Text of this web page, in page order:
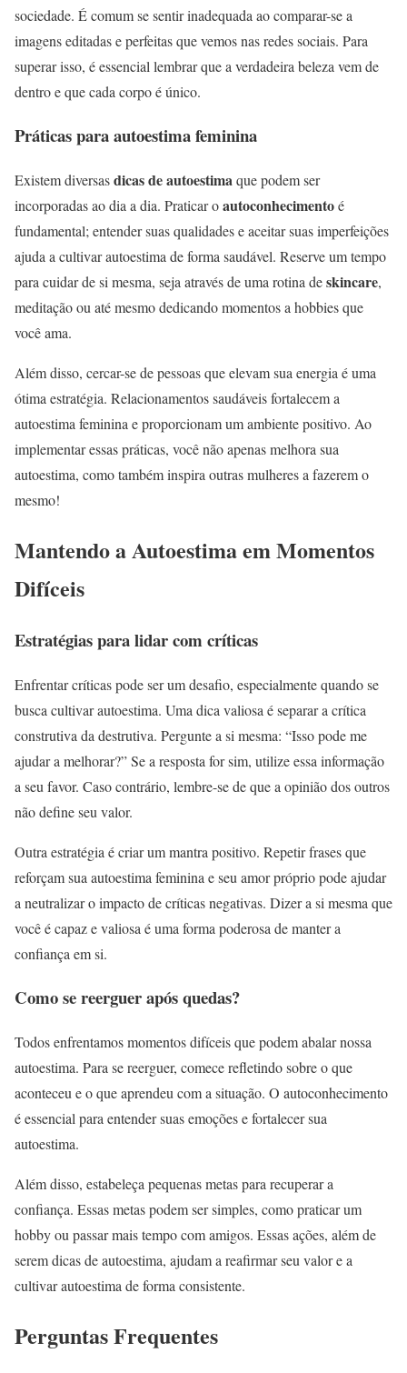
sociedade. É comum se sentir inadequada ao comparar-se a
imagens editadas e perfeitas que vemos nas redes sociais. Para
superar isso, é essencial lembrar que a verdadeira beleza vem de
dentro e que cada corpo é único.
Práticas para autoestima feminina
Existem diversasdicas de autoestimaque podem ser
incorporadas ao dia a dia. Praticar oautoconhecimentoé
fundamental; entender suas qualidades e aceitar suas imperfeições
ajuda a cultivar autoestima de forma saudável. Reserve um tempo
para cuidar de si mesma, seja através de uma rotina deskincare,
meditação ou até mesmo dedicando momentos a hobbies que
você ama.
Além disso, cercar-se de pessoas que elevam sua energia é uma
ótima estratégia. Relacionamentos saudáveis fortalecem a
autoestima feminina e proporcionam um ambiente positivo. Ao
implementar essas práticas, você não apenas melhora sua
autoestima, como também inspira outras mulheres a fazerem o
mesmo!
Mantendo a Autoestima em Momentos
Difíceis
Estratégias para lidar com críticas
Enfrentar críticas pode ser um desafio, especialmente quando se
busca cultivar autoestima. Uma dica valiosa é separar a crítica
construtiva da destrutiva. Pergunte a si mesma: “Isso pode me
ajudar a melhorar?” Se a resposta for sim, utilize essa informação
a seu favor. Caso contrário, lembre-se de que a opinião dos outros
não define seu valor.
Outra estratégia é criar um mantra positivo. Repetir frases que
reforçam sua autoestima feminina e seu amor próprio pode ajudar
a neutralizar o impacto de críticas negativas. Dizer a si mesma que
você é capaz e valiosa é uma forma poderosa de manter a
confiança em si.
Como se reerguer após quedas?
Todos enfrentamos momentos difíceis que podem abalar nossa
autoestima. Para se reerguer, comece refletindo sobre o que
aconteceu e o que aprendeu com a situação. O autoconhecimento
é essencial para entender suas emoções e fortalecer sua
autoestima.
Além disso, estabeleça pequenas metas para recuperar a
confiança. Essas metas podem ser simples, como praticar um
hobby ou passar mais tempo com amigos. Essas ações, além de
serem dicas de autoestima, ajudam a reafirmar seu valor e a
cultivar autoestima de forma consistente.
Perguntas Frequentes